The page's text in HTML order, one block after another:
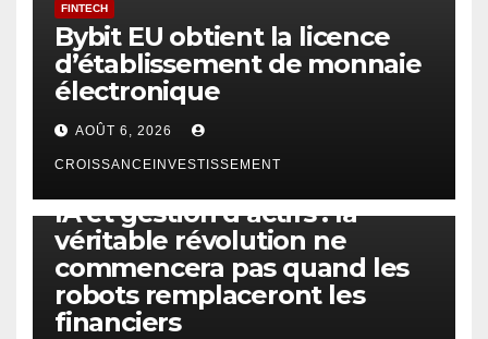
FINTECH
Bybit EU obtient la licence
d’établissement de monnaie
électronique
AOÛT 6, 2026
CROISSANCEINVESTISSEMENT
IA et gestion d’actifs : la
véritable révolution ne
commencera pas quand les
robots remplaceront les
financiers